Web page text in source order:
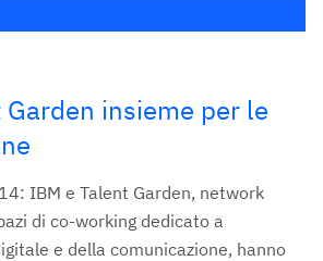
insieme per le
IBM e Talent Garden, network
di co-working dedicato a
e della comunicazione, hanno